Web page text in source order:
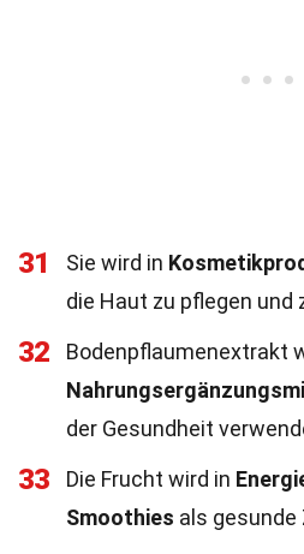
31 Sie wird in
die Haut zu pflegen und
32
Bodenpflaumenextrakt
der Gesundheit
33 Die Frucht wird in
Smoothies als